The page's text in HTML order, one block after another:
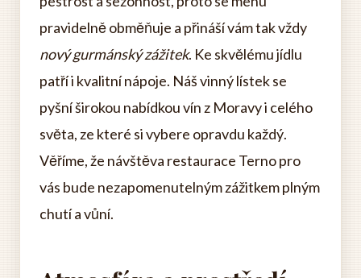
pravidelně obměňuje a přináší vám tak vždy
nový gurmánský zážitek. Ke skvělému jídlu
patří i kvalitní nápoje. Náš vinný lístek se
pyšní širokou nabídkou vín z Moravy i celého
světa, ze které si vybere opravdu každý.
Věříme, že návštěva restaurace Terno pro
vás bude nezapomenutelným zážitkem plným
chutí a vůní.